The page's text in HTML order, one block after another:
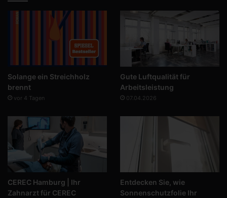
Solange ein Streichholz
brennt
vor 4 Tagen
Gute Luftqualität für
Arbeitsleistung
07.04.2026
CEREC Hamburg | Ihr
Zahnarzt für CEREC
Entdecken Sie, wie
Sonnenschutzfolie Ihr